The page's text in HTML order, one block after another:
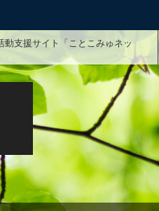
動支援サイト「ことこみゅネッ